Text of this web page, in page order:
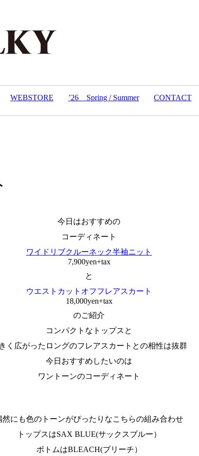
WEBSTORE ’26 Spring / Summer CONTACT
今日はおすすめの
コーディネート
ワイドリブクルーネック半袖ニット
7,900yen+tax
と
ウエストカットオフフレアスカート
18,000yen+tax
のご紹介
コンパクトなトップスと
く広がったロングのフレアスカートとの相性は抜群
今日おすすめしたいのは
ワントーンのコーディネート
然にも色のトーンがぴったりなこちらの組み合わせ
トップスはSAX BLUE(サックスブルー）
ボトムはBLEACH(ブリーチ）